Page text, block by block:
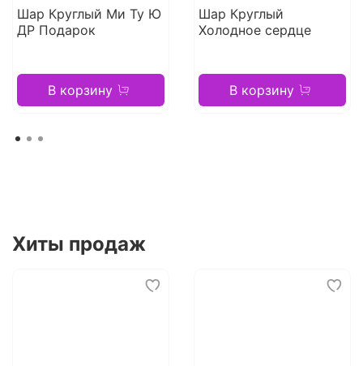
Шар Круглый Ми Ту Ю
ДР Подарок
В корзину
Шар Круглый
Холодное сердце
В корзину
Хиты продаж